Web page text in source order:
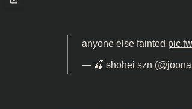
anyone else fainted
— 🍒 shohei szn